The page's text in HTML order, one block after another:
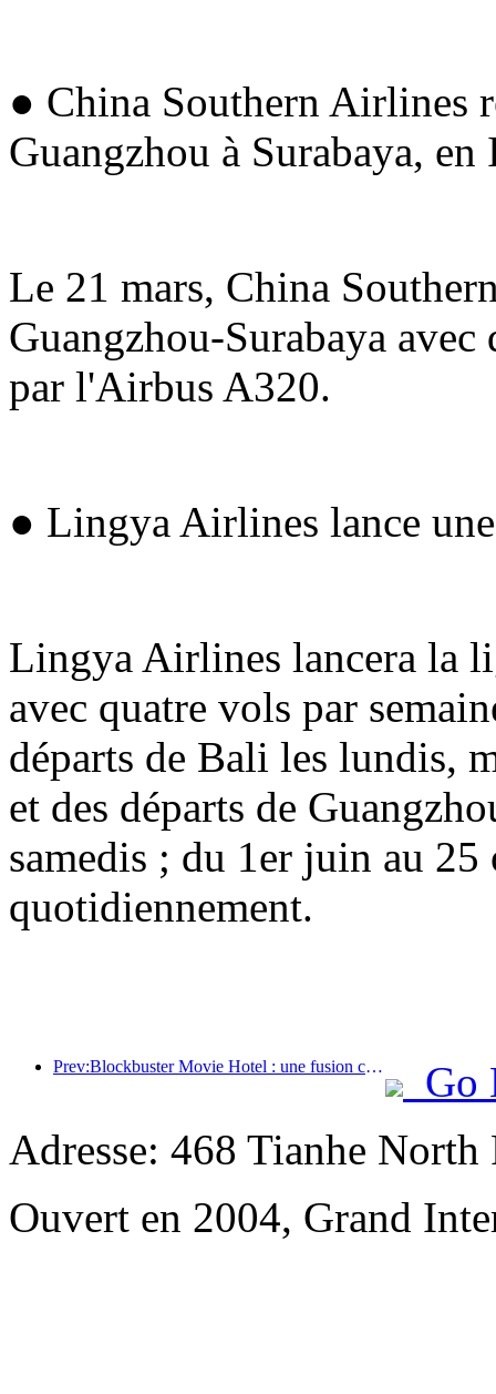
● China Southern Airlines
Guangzhou à Surabaya, en
Le 21 mars, China
Guangzhou-Surabaya avec
par l'Airbus A320.
● Lingya Airlines lance
Lingya Airlines lancera la
avec quatre vols par
départs de Bali les lundis,
et des départs de
samedis ; du 1er juin au
quotidiennement.
Prev:Blockbuster Movie Hotel : une fusion créative de la culture cinématographique et de l'expérience d'hébergement
Go
Adresse: 468 Tianhe
Ouvert en 2004, Grand